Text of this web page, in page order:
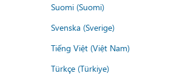
Suomi (Suomi)
Svenska (Sverige)
Tiếng Việt (Việt Nam)
Türkçe (Türkiye)